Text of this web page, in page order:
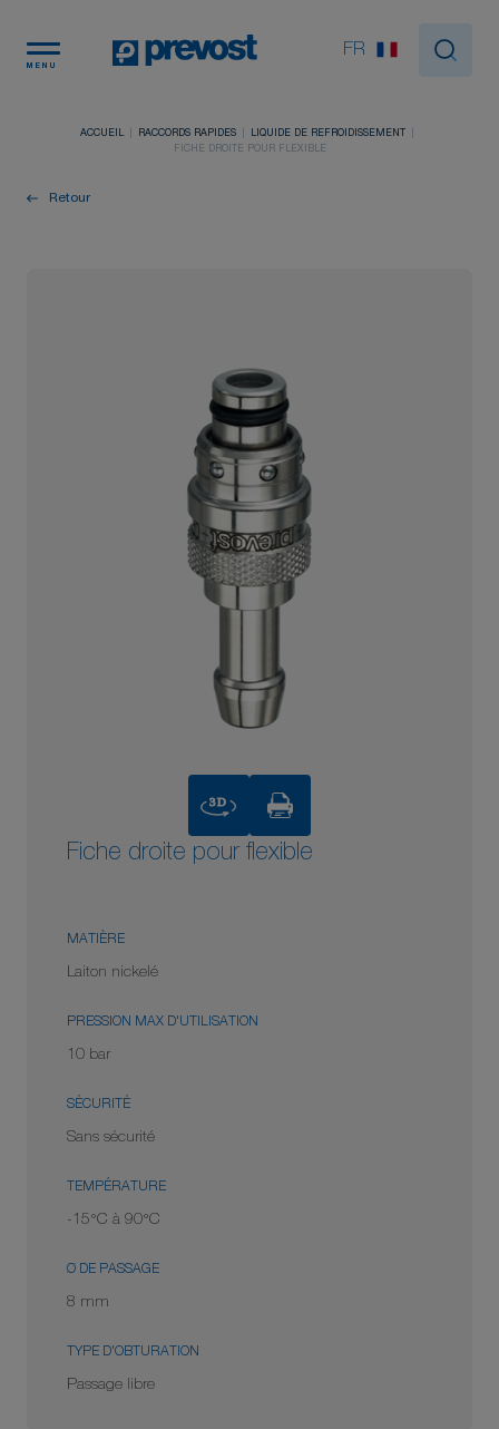
MENU
FR
ACCUEIL RACCORDS RAPIDES
LIQUIDE DE REFROIDISSEMENT
FICHE DROITE POUR FLEXIBLE
Retour
3D
Fiche droite pour flexible
MATIÈRE
Laiton nickelé
PRESSION MAX D'UTILISATION
10 bar
SÉCURITÉ
Sans sécurité
TEMPÉRATURE
-15°C à 90°C
Ø DE PASSAGE
8 mm
TYPE D'OBTURATION
Passage libre